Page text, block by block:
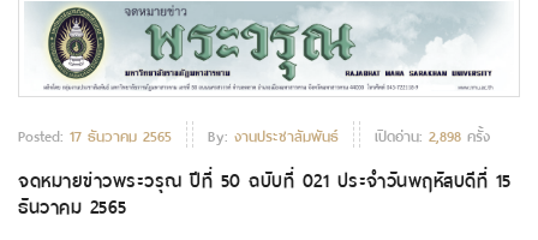
Posted: 17 ธันวาคม 2565 By: งานประชาสัมพันธ์ เปิดอ่าน: 2,898 ครั้ง
จดหมายข่าวพระวรุณ ปีที่ 50 ฉบับที่ 021 ประจำวันพฤหัสบดีที่ 15
ธันวาคม 2565